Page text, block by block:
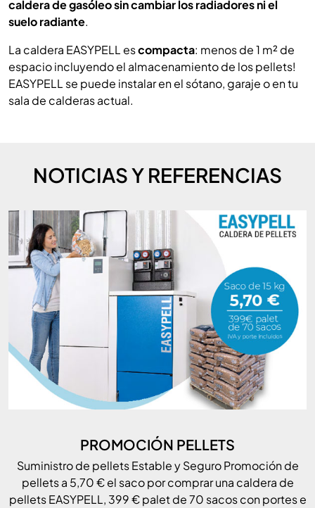
caldera de gasóleo sin cambiar los radiadores ni el
suelo radiante.
La caldera EASYPELL escompacta: menos de 1 m² de
espacio incluyendo el almacenamiento de los pellets!
EASYPELL se puede instalar en el sótano, garaje o en tu
sala de calderas actual.
NOTICIAS Y REFERENCIAS
PROMOCIÓN PELLETS
Suministro de pellets Estable y Seguro Promoción de
pellets a 5,70 € el saco por comprar una caldera de
pellets EASYPELL, 399 € palet de 70 sacos con portes e